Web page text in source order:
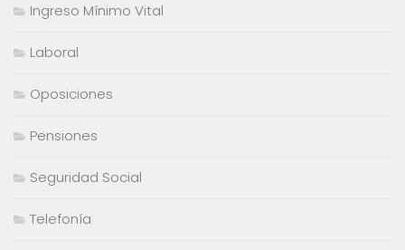
Ingreso Mínimo Vital
Laboral
Oposiciones
Pensiones
Seguridad Social
Telefonía